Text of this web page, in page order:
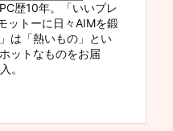
歴10年。「いいプレ
ットーに日々AIMを鍛
は「熱いもの」とい
ットなものをお届
。